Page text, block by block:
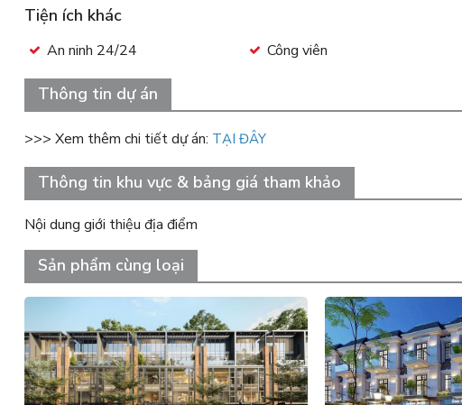
Tiện ích khác
An ninh 24/24 Công viên
Thông tin dự án
>>> Xem thêm chi tiết dự án: TẠI ĐÂY
Thông tin khu vực & bảng giá tham khảo
Nội dung giới thiệu địa điểm
Sản phẩm cùng loại